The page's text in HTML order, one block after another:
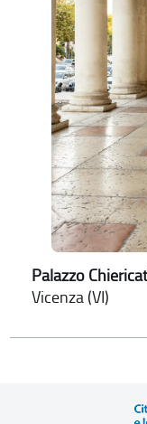
Palazzo
Vicenza (VI)